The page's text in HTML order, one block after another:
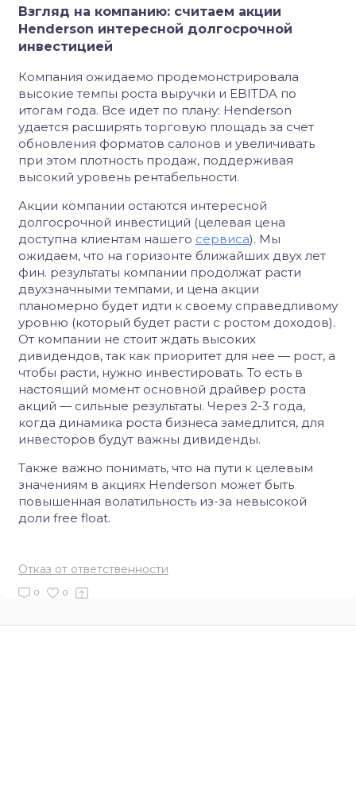
Взгляд на компанию: считаем акции
Henderson интересной долгосрочной
инвестицией
Компания ожидаемо продемонстрировала
высокие темпы роста выручки и EBITDA по
итогам года. Все идет по плану: Henderson
удается расширять торговую площадь за счет
обновления форматов салонов и увеличивать
при этом плотность продаж, поддерживая
высокий уровень рентабельности.
Акции компании остаются интересной
долгосрочной инвестиций (целевая цена
доступна клиентам нашего сервиса). Мы
ожидаем, что на горизонте ближайших двух лет
фин. результаты компании продолжат расти
двухзначными темпами, и цена акции
планомерно будет идти к своему справедливому
уровню (который будет расти с ростом доходов).
От компании не стоит ждать высоких
дивидендов, так как приоритет для нее — рост, а
чтобы расти, нужно инвестировать. То есть в
настоящий момент основной драйвер роста
акций — сильные результаты. Через 2-3 года,
когда динамика роста бизнеса замедлится, для
инвесторов будут важны дивиденды.
Также важно понимать, что на пути к целевым
значениям в акциях Henderson может быть
повышенная волатильность из-за невысокой
доли free float.
Отказ от ответственности
0 0